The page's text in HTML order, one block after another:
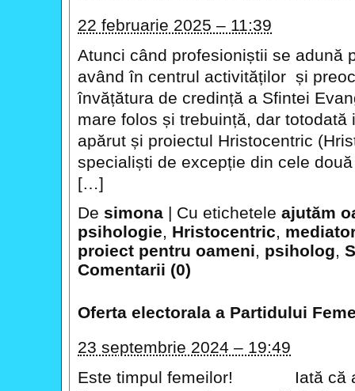
22 februarie 2025 – 11:39
Atunci când profesioniștii se adună
având în centrul activităților și
învățătura de credință a Sfintei
mare folos și trebuință, dar
apărut și proiectul Hristocentric
specialiști de excepție din cele
[…]
De simona | Cu etichetele ajutăm
psihologie, Hristocentric,
proiect pentru oameni, psiholog,
Comentarii (0)
Oferta electorala a Partidului
23 septembrie 2024 – 19:49
Este timpul femeilor! Iată că a